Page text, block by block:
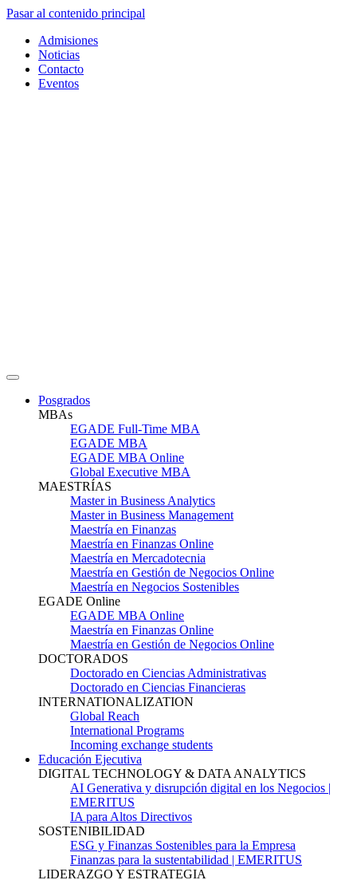
Pasar al contenido principal
Admisiones
Noticias
Contacto
Eventos
Posgrados
MBAs
EGADE Full-Time MBA
EGADE MBA
EGADE MBA Online
Global Executive MBA
MAESTRÍAS
Master in Business Analytics
Master in Business Management
Maestría en Finanzas
Maestría en Finanzas Online
Maestría en Mercadotecnia
Maestría en Gestión de Negocios Online
Maestría en Negocios Sostenibles
EGADE Online
EGADE MBA Online
Maestría en Finanzas Online
Maestría en Gestión de Negocios Online
DOCTORADOS
Doctorado en Ciencias Administrativas
Doctorado en Ciencias Financieras
INTERNATIONALIZATION
Global Reach
International Programs
Incoming exchange students
Educación Ejecutiva
DIGITAL TECHNOLOGY & DATA ANALYTICS
AI Generativa y disrupción digital en los Negocios |
EMERITUS
IA para Altos Directivos
SOSTENIBILIDAD
ESG y Finanzas Sostenibles para la Empresa
Finanzas para la sustentabilidad | EMERITUS
LIDERAZGO Y ESTRATEGIA